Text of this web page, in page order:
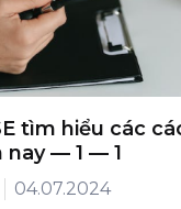
tìm hiểu các
nay — 1 — 1
04.07.2024